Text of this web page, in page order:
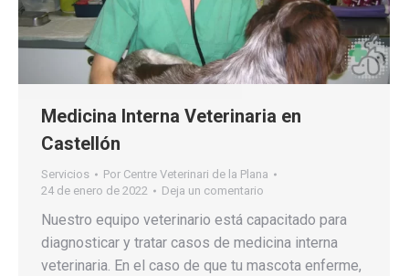
Medicina Interna Veterinaria en
Castellón
Servicios Por Centre Veterinari de la Plana
24 de enero de 2022
Deja un comentario
Nuestro equipo veterinario está capacitado para
diagnosticar y tratar casos de medicina interna
veterinaria. En el caso de que tu mascota enferme,